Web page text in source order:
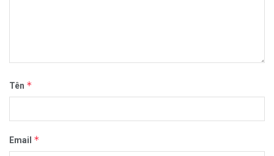
Tên *
Email *